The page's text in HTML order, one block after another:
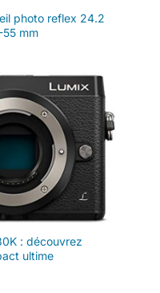
photo reflex 24.2
mm
: découvrez
ultime